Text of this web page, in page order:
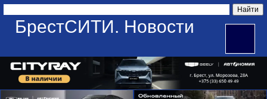
БрестСИТИ. Новости